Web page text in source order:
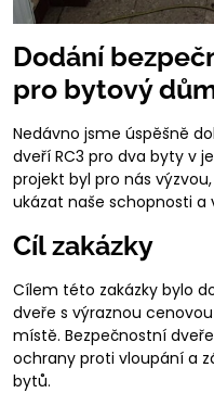
Dodání
pro bytový
Nedávno jsme úspěšně
dveří RC3 pro dva byty v
projekt byl pro nás
ukázat naše schopnosti
Cíl zakázky
Cílem této zakázky bylo
dveře s výraznou
místě. Bezpečnostní
ochrany proti vloupání a
bytů.